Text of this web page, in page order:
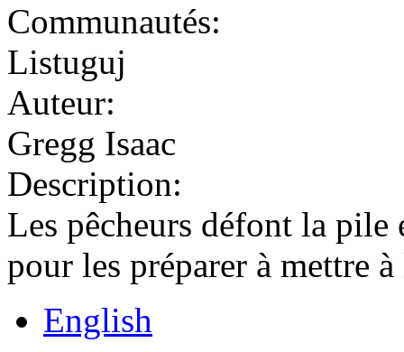
Communautés:
Listuguj
Auteur:
Gregg Isaac
Description:
Les pêcheurs défont la pile
pour les préparer à mettre à
English